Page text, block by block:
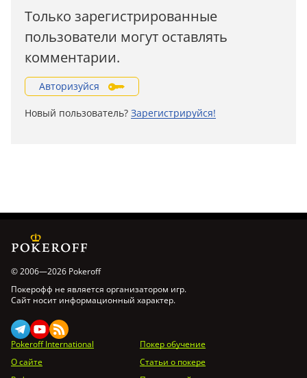
Только зарегистрированные
пользователи могут оставлять
комментарии.
Авторизуйся
Новый пользователь? Зарегистрируйся!
© 2006—2026 Pokeroff
Покерофф не является организатором игр.
Сайт носит информационный характер.
Pokeroff International
Покер обучение
О сайте
Статьи о покере